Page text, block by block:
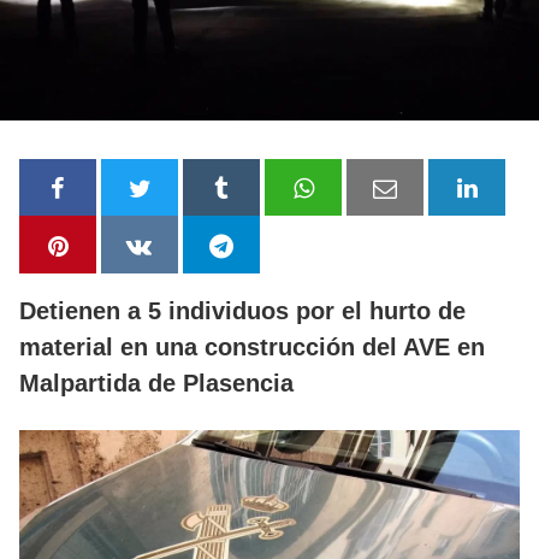
Detienen a 5 individuos por el hurto de
material en una construcción del AVE en
Malpartida de Plasencia